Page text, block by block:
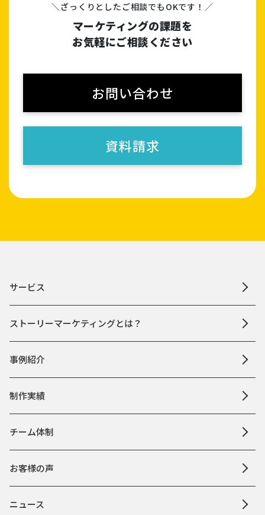
＼ざっくりとしたご相談でもOKです！／
マーケティングの課題を
お気軽にご相談ください
お問い合わせ
資料請求
サービス
ストーリーマーケティングとは？
事例紹介
制作実績
チーム体制
お客様の声
ニュース